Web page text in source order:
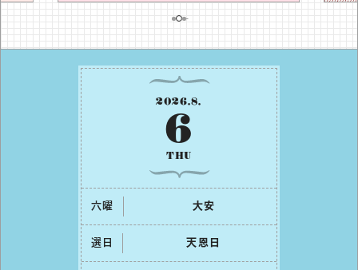
2026.8.
6
THU
六曜 ⼤安
選日 天恩⽇